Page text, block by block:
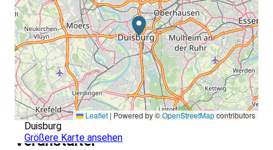
Leaflet | Powered by ©OpenStreetMapcontributors
Duisburg
Größere Karte ansehen
Veranstalter